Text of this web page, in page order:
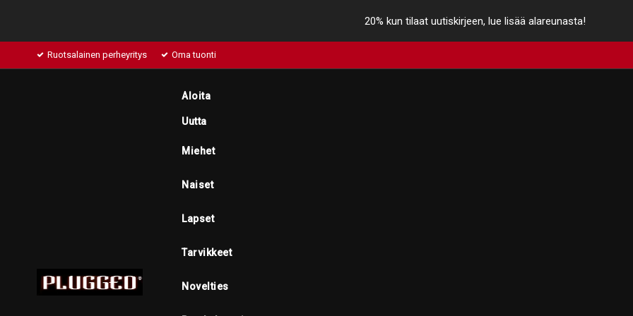
20% kun tilaat uutiskirjeen, lue lisää alareunasta!
Ruotsalainen perheyritys Oma tuonti
Aloita
Uutta
Miehet
Naiset
Lapset
Tarvikkeet
Novelties